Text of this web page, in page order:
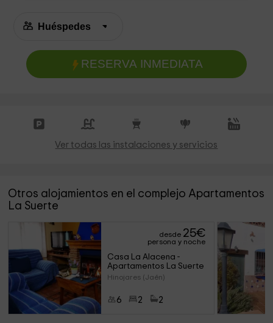
RESERVA INMEDIATA
Ver todas las instalaciones y servicios
Otros alojamientos en el complejo Apartamentos
La Suerte
desde 25€
persona y noche
Casa La Alacena -
Apartamentos La Suerte
Hinojares (Jaén)
6 2 2